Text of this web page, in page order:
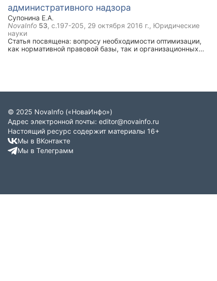
административного надзора
Супонина Е.А.
NovaInfo 53, с.197-205, 29 октября 2016 г., Юридические
науки
Статья посвящена: вопросу необходимости оптимизации,
как нормативной правовой базы, так и организационных
© 2025 NovaInfo («НоваИнфо»)
Адрес электронной почты: editor@novainfo.ru
Настоящий ресурс содержит материалы 16+
Мы в ВКонтакте
Мы в Телеграмм